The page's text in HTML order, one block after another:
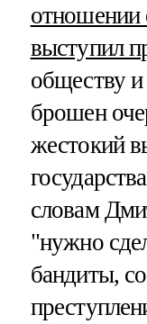
отношении
выступил
обществу и
брошен
жестокий
словам
"нужно
бандиты,